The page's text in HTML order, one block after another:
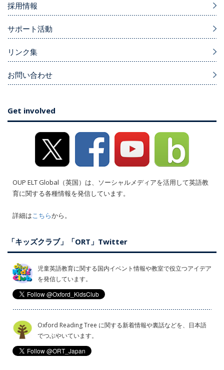
採用情報
サポート活動
リンク集
お問い合わせ
Get involved
OUP ELT Global（英国）は、ソーシャルメディアを活用して英語教
育に関する各種情報を発信しています。
詳細はこちらから。
「キッズクラブ」「ORT」Twitter
児童英語教育に関する国内イベント情報や教室で役立つアイデア
を発信しています。
Oxford Reading Tree に関する新着情報や裏話などを、日本語
でつぶやいています。